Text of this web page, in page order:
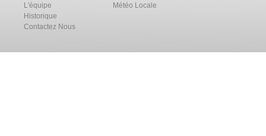
L'équipe
Historique
Contactez Nous
Météo Locale